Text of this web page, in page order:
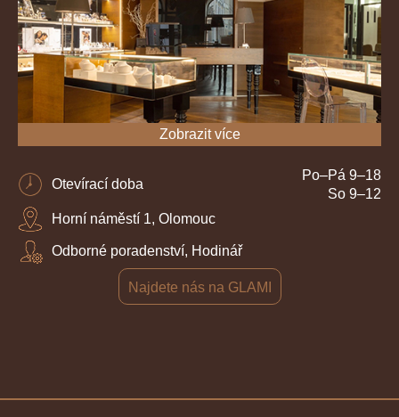
Zobrazit více
Otevírací doba
Po–Pá 9–18
So 9–12
Horní náměstí 1, Olomouc
Odborné poradenství, Hodinář
Najdete nás na GLAMI